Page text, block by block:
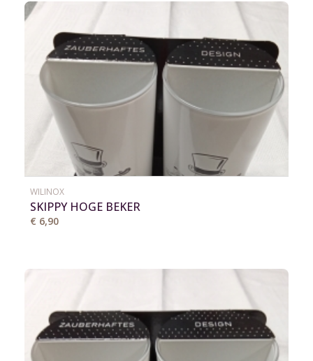
WILINOX
SKIPPY HOGE BEKER
€ 6,90